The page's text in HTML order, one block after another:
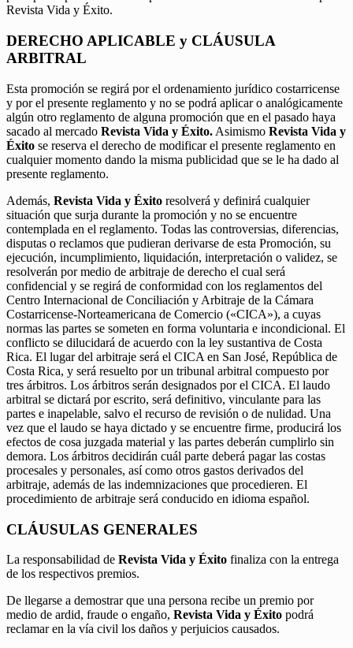
Revista Vida y Éxito.
DERECHO APLICABLE y CLÁUSULA
ARBITRAL
Esta promoción se regirá por el ordenamiento jurídico costarricense
y por el presente reglamento y no se podrá aplicar o analógicamente
algún otro reglamento de alguna promoción que en el pasado haya
sacado al mercado Revista Vida y Éxito. Asimismo Revista Vida y
Éxito se reserva el derecho de modificar el presente reglamento en
cualquier momento dando la misma publicidad que se le ha dado al
presente reglamento.
Además, Revista Vida y Éxito resolverá y definirá cualquier
situación que surja durante la promoción y no se encuentre
contemplada en el reglamento. Todas las controversias, diferencias,
disputas o reclamos que pudieran derivarse de esta Promoción, su
ejecución, incumplimiento, liquidación, interpretación o validez, se
resolverán por medio de arbitraje de derecho el cual será
confidencial y se regirá de conformidad con los reglamentos del
Centro Internacional de Conciliación y Arbitraje de la Cámara
Costarricense-Norteamericana de Comercio («CICA»), a cuyas
normas las partes se someten en forma voluntaria e incondicional. El
conflicto se dilucidará de acuerdo con la ley sustantiva de Costa
Rica. El lugar del arbitraje será el CICA en San José, República de
Costa Rica, y será resuelto por un tribunal arbitral compuesto por
tres árbitros. Los árbitros serán designados por el CICA. El laudo
arbitral se dictará por escrito, será definitivo, vinculante para las
partes e inapelable, salvo el recurso de revisión o de nulidad. Una
vez que el laudo se haya dictado y se encuentre firme, producirá los
efectos de cosa juzgada material y las partes deberán cumplirlo sin
demora. Los árbitros decidirán cuál parte deberá pagar las costas
procesales y personales, así como otros gastos derivados del
arbitraje, además de las indemnizaciones que procedieren. El
procedimiento de arbitraje será conducido en idioma español.
CLÁUSULAS GENERALES
La responsabilidad de Revista Vida y Éxito finaliza con la entrega
de los respectivos premios.
De llegarse a demostrar que una persona recibe un premio por
medio de ardid, fraude o engaño, Revista Vida y Éxito podrá
reclamar en la vía civil los daños y perjuicios causados.